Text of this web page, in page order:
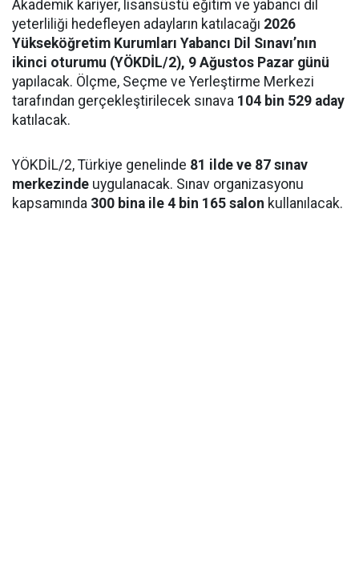
Akademik kariyer, lisansüstü eğitim ve yabancı dil
yeterliliği hedefleyen adayların katılacağı 2026
Yükseköğretim Kurumları Yabancı Dil Sınavı’nın
ikinci oturumu (YÖKDİL/2), 9 Ağustos Pazar günü
yapılacak. Ölçme, Seçme ve Yerleştirme Merkezi
tarafından gerçekleştirilecek sınava 104 bin 529 aday
katılacak.
YÖKDİL/2, Türkiye genelinde 81 ilde ve 87 sınav
merkezinde uygulanacak. Sınav organizasyonu
kapsamında 300 bina ile 4 bin 165 salon kullanılacak.